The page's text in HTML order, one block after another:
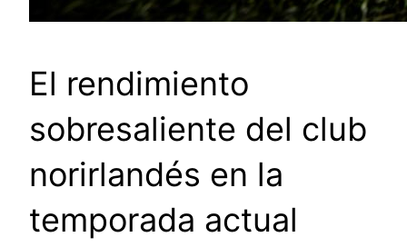
El rendimiento
sobresaliente del club
norirlandés en la
temporada actual